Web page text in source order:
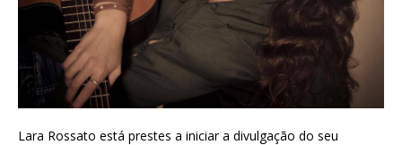
Lara Rossato está prestes a iniciar a divulgação do seu